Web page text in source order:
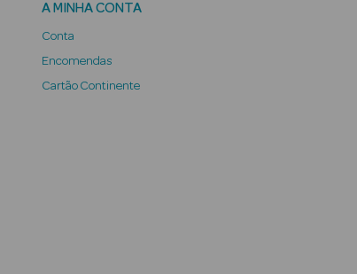
A MINHA CONTA
Conta
Encomendas
Cartão Continente